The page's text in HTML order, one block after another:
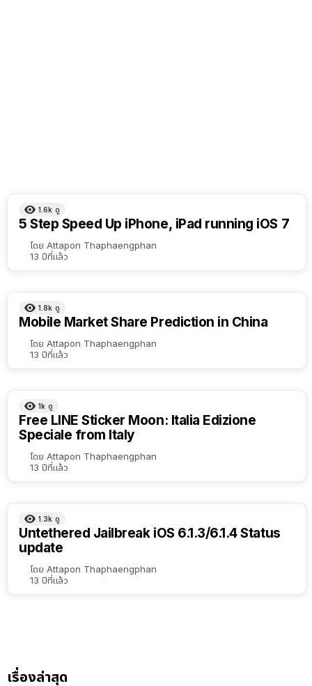
1.6k ดู
5 Step Speed Up iPhone, iPad running iOS 7
โดย Attapon Thaphaengphan
13 ปีที่แล้ว
1.8k ดู
Mobile Market Share Prediction in China
โดย Attapon Thaphaengphan
13 ปีที่แล้ว
1k ดู
Free LINE Sticker Moon: Italia Edizione
Speciale from Italy
โดย Attapon Thaphaengphan
13 ปีที่แล้ว
1.3k ดู
Untethered Jailbreak iOS 6.1.3/6.1.4 Status
update
โดย Attapon Thaphaengphan
13 ปีที่แล้ว
เรื่องล่าสุด